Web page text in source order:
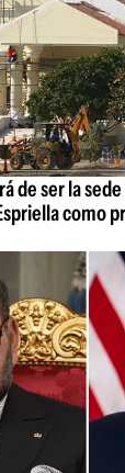
de ser la
como